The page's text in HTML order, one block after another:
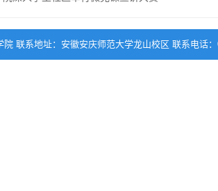
院 联系地址：安徽安庆师范大学龙山校区 联系电话